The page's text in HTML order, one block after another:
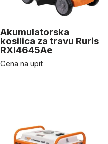
Akumulatorska
kosilica za travu Ruris
RXI4645Ae
Cena na upit